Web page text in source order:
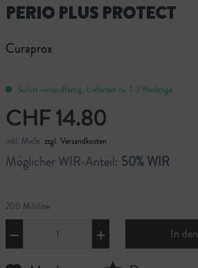
PERIO PLUS PROTECT
Curaprox
Sofort versandfertig, Lieferzeit ca. 1-3 Werktage
CHF 14.80
inkl. MwSt. zzgl. Versandkosten
Möglicher WIR-Anteil: 50% WIR
200 Milliliter
In den